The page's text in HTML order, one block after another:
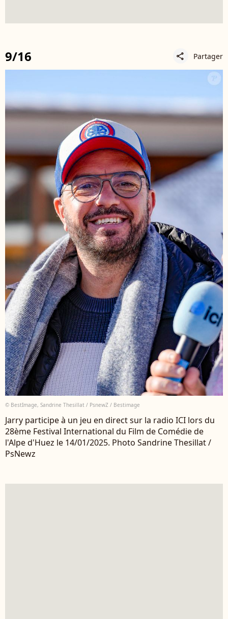
9/16 share Partager
© BestImage, Sandrine Thesillat / PsnewZ / Bestimage
Jarry participe à un jeu en direct sur la radio ICI lors du
28ème Festival International du Film de Comédie de
l'Alpe d'Huez le 14/01/2025. Photo Sandrine Thesillat /
PsNewz